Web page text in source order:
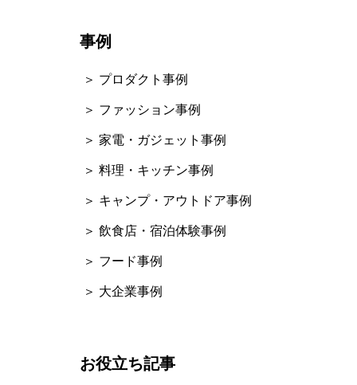
事例
＞ プロダクト事例
＞ ファッション事例
＞ 家電・ガジェット事例
＞ 料理・キッチン事例
＞ キャンプ・アウトドア事例
＞ 飲食店・宿泊体験事例
＞ フード事例
＞ 大企業事例
お役立ち記事